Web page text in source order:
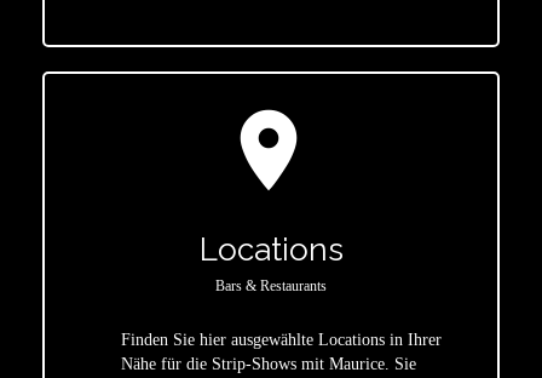
location_on
Locations
Bars & Restaurants
Finden Sie hier ausgewählte Locations in Ihrer
Nähe für die Strip-Shows mit Maurice. Sie